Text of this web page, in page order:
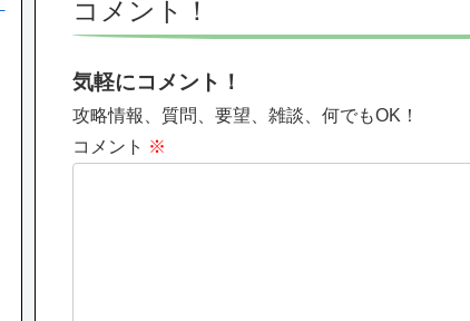
コメント！
気軽にコメント！
攻略情報、質問、要望、雑談、何でもOK！
コメント ※